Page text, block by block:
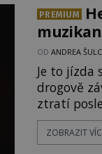
PREMIUM
ODANDREA
Je to jízda
drogově
ztratí
po
řetězu.
ZOBRAZIT